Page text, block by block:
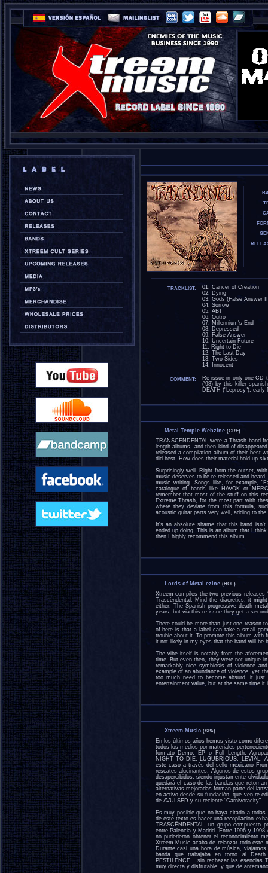
TRACKLIST:
01. Cancer of Creation
02. Dying
03. Gods (False Answer
04. Sorrow
05. ABT
06. Outro
07. Millennium's End
08. Depressed
09. False Answer
10. Uncertain Future
11. Right to Die
12. The Last Day
13. Two Sides
14. Innocent
COMMENT:
Re-issue in only one CD
('98) by this killer
DEATH ("Leprosy"),
Metal Temple Webzine (GRE)
TRANSCENDENTAL were a Thrash band
length albums, and then kind of
released a compilation album of their best
did best. How does their material hold up
Surprisingly well. Right from the outset,
music deserves to be re-released and
music writing. Songs like, for example,
catalogue of bands like HAVOK or
remember that most of the stuff on this
Extreme Thrash, for the most part with
where they deviate from this formula,
acoustic guitar parts very well, adding to
It's an absolute shame that this band
ended up doing. This is an album that I
then I highly recommend this album.
Lords of Metal ezine (HOL)
Xtreem compiles the two previous releases
Trascëndental. Mind the diacretics, it
either. The Spanish progressive death
years, but via this re-issue they get a
There could be more than just one reason
of here is that a label can take a small
trouble about it. To promote this album with
it not likely in my eyes that the band will be
The vibe itself is notably from the
time. But even then, they were not unique
remarkably nice symbiosis of violence
example of an abundance of violence, yet
too much need to become absurd, it
entertainment value, but at the same time
Xtreem Music (SPA)
En los últimos años hemos visto como
todos los medios por materiales
formato Demo, EP o Full Length.
NIGHT TO DIE, LUGUBRIOUS, LEVIAL,
este caso a través del sello mexicano
rescates alucinantes. Algunos de estos
desapercibidos, siendo injustamente
quedará el caso de las bandas que
alternativas mejoradas forman parte del
en activo desde su fundación, que ven re-
de AVULSED y su reciente “Carnivoracity”.
Es muy posible que no haya citado a
de este texto es hacer una recopilación
TRASCËNDENTAL, un grupo compuesto
entre Palencia y Madrid. Entre 1996 y
no puderieron obtener el reconocimiento
Xtreem Music acaba de relanzar todo este
Durante casi una hora de música,
banda que trabajaba en torno al
PESTILENCE… sin rechazar las esencias
muy directa y disfrutable, y que de